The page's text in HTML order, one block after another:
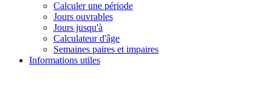
Calculer une période
Jours ouvrables
Jours jusqu'à
Calculateur d'âge
Semaines paires et impaires
Informations utiles